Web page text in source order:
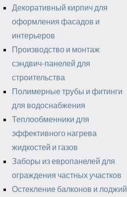
Декоративный кирпич для
оформления фасадов и
интерьеров
Производство и монтаж
сэндвич-панелей для
строительства
Полимерные трубы и фитинги
для водоснабжения
Теплообменники для
эффективного нагрева
жидкостей и газов
Заборы из европанелей для
ограждения частных участков
Остекление балконов и лоджий